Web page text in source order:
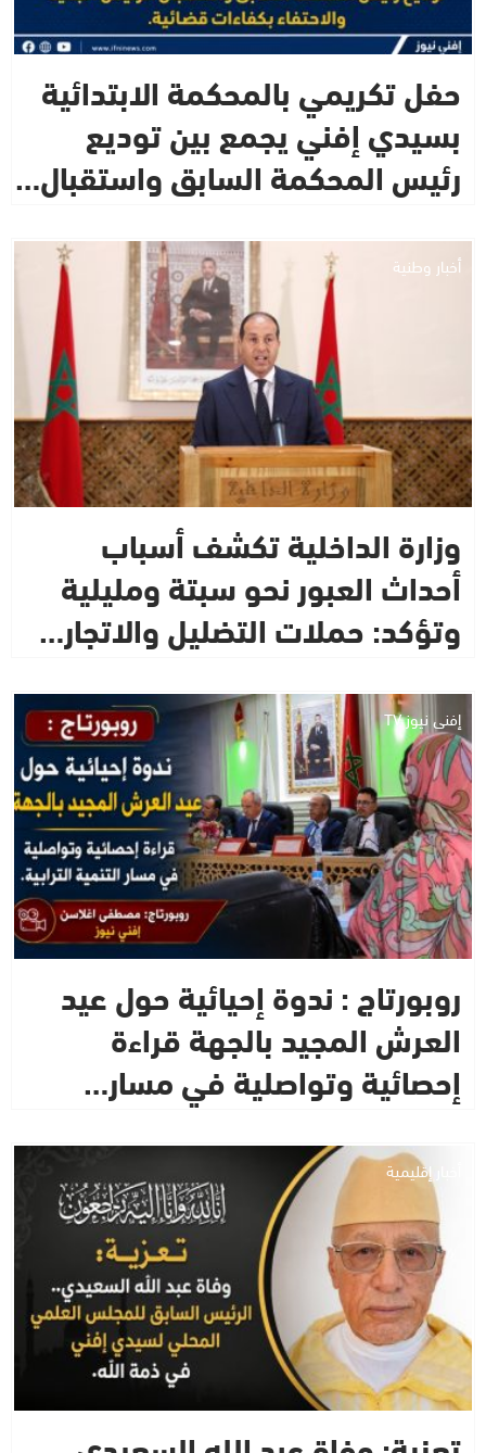
حفل تكريمي بالمحكمة الابتدائية
بسيدي إفني يجمع بين توديع
رئيس المحكمة السابق واستقبال…
أخبار وطنية
وزارة الداخلية تكشف أسباب
أحداث العبور نحو سبتة ومليلية
وتؤكد: حملات التضليل والاتجار…
إفني نيوز TV
روبورتاج : ندوة إحيائية حول عيد
العرش المجيد بالجهة قراءة
إحصائية وتواصلية في مسار…
أخبار إقليمية